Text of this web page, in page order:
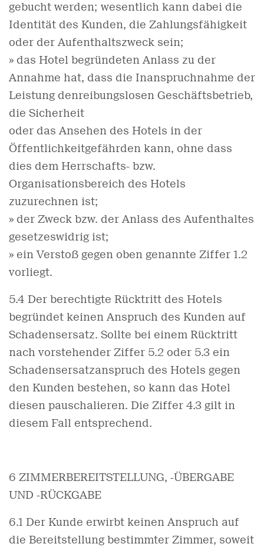
gebucht werden; wesentlich kann dabei die
Identität des Kunden, die Zahlungsfähigkeit
oder der Aufenthaltszweck sein;
» das Hotel begründeten Anlass zu der
Annahme hat, dass die Inanspruchnahme der
Leistung denreibungslosen Geschäftsbetrieb,
die Sicherheit
oder das Ansehen des Hotels in der
Öffentlichkeitgefährden kann, ohne dass
dies dem Herrschafts- bzw.
Organisationsbereich des Hotels
zuzurechnen ist;
» der Zweck bzw. der Anlass des Aufenthaltes
gesetzeswidrig ist;
» ein Verstoß gegen oben genannte Ziffer 1.2
vorliegt.
5.4 Der berechtigte Rücktritt des Hotels
begründet keinen Anspruch des Kunden auf
Schadensersatz. Sollte bei einem Rücktritt
nach vorstehender Ziffer 5.2 oder 5.3 ein
Schadensersatzanspruch des Hotels gegen
den Kunden bestehen, so kann das Hotel
diesen pauschalieren. Die Ziffer 4.3 gilt in
diesem Fall entsprechend.
6 ZIMMERBEREITSTELLUNG, -ÜBERGABE
UND -RÜCKGABE
6.1 Der Kunde erwirbt keinen Anspruch auf
die Bereitstellung bestimmter Zimmer, soweit